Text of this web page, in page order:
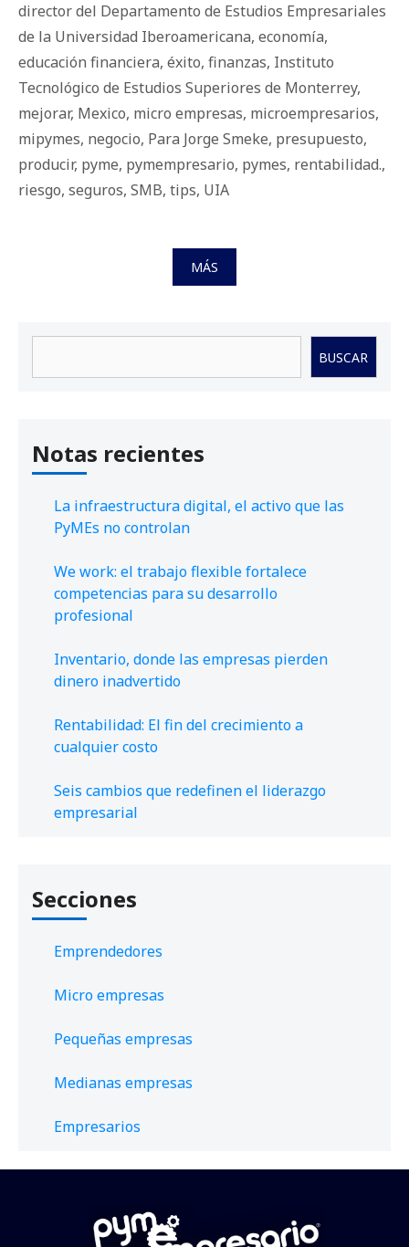
director del Departamento de Estudios Empresariales
de la Universidad Iberoamericana, economía,
educación financiera, éxito, finanzas, Instituto
Tecnológico de Estudios Superiores de Monterrey,
mejorar, Mexico, micro empresas, microempresarios,
mipymes, negocio, Para Jorge Smeke, presupuesto,
producir, pyme, pymempresario, pymes, rentabilidad.,
riesgo, seguros, SMB, tips, UIA
MÁS
BUSCAR
Notas recientes
La infraestructura digital, el activo que las
PyMEs no controlan
We work: el trabajo flexible fortalece
competencias para su desarrollo
profesional
Inventario, donde las empresas pierden
dinero inadvertido
Rentabilidad: El fin del crecimiento a
cualquier costo
Seis cambios que redefinen el liderazgo
empresarial
Secciones
Emprendedores
Micro empresas
Pequeñas empresas
Medianas empresas
Empresarios